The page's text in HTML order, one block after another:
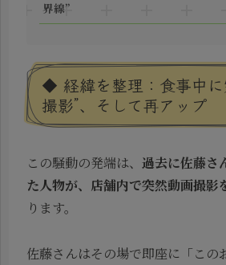
界線”
◆ 経緯を整理：食事中に
撮影”、そして再アップ
この騒動の発端は、 過去に佐藤さ
た人物が、店舗内で突然動画撮影
ります。
佐藤さんはその場で即座に「この